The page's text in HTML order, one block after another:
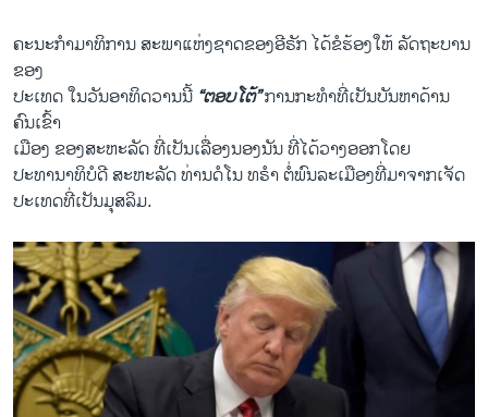
ລາຍງານ
ຕິດຕາມພວກເຮົາ ທີ່
ພາສາຕ່າງໆ
ຄະນະກຳມາທິການ ສະພາແຫ່ງຊາດຂອງອີຣັກ ໄດ້ຂໍຮ້ອງໃຫ້ ລັດຖະບານ
ຂອງ
ປະເທດ ໃນວັນອາທິດວານນີ້ “ຕອບໂຕ້”ການກະທຳທີ່ເປັນບັນຫາດ້ານ
ຄົນເຂົ້າ
ເມືອງ ຂອງສະຫະລັດ ທີ່ເປັນເລື່ອງນອງນັນ ທີ່ໄດ້ວາງອອກໂດຍ
ປະທານາທິບໍດີ ສະຫະລັດ ທ່ານດໍໂນ ທຣຳ ຕໍ່ພົນລະເມືອງທີ່ມາຈາກເຈັດ
ປະເທດທີ່ເປັນມຸສລິມ.